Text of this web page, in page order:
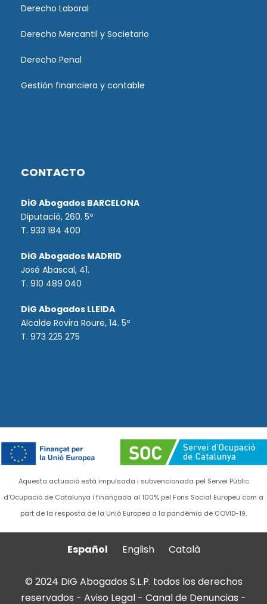
Derecho Laboral
Derecho Mercantil y Societario
Derecho Penal
Gestión financiera y contable
CONTACTO
DiG Abogados BARCELONA
Diputació, 260. 5º
T. 933 184 400
DiG Abogados MADRID
José Abascal, 41.
T. 910 489 040
DiG Abogados LLEIDA
Alcalde Rovira Roure, 14. 5º
T. 973 225 275
Aquesta actuació està impulsada i subvencionada pel Servei Públic
d'Ocupació de Catalunya i finançada al 100% pel Fons Social Europeu com a
part de la resposta de la Unió Europea a la pandèmia de COVID-19.
Español English Català
© 2024 DiG Abogados S.L.P. todos los derechos
reservados - Aviso Legal - Canal de Denuncias -